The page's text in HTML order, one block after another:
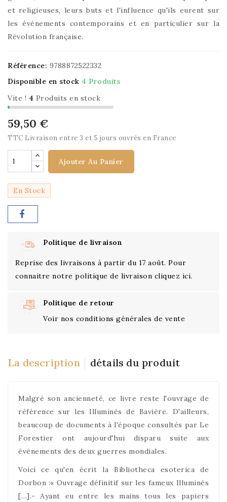
et religieuses, leurs buts et l'influence qu'ils eurent sur
les événements contemporains et en particulier sur la
Révolution française.
Référence: 9788872522332
Disponible en stock 4 Produits
Vite ! 4 Produits en stock
59,50 €
TTC Livraison entre 3 et 5 jours ouvrés en France
Ajouter Au Panier
En Stock
Politique de livraison
Reprise des livraisons à partir du 17 août. Pour
connaitre notre politique de livraison cliquez ici.
Politique de retour
Voir nos conditions générales de vente
La description détails du produit
Malgré son ancienneté, ce livre reste l'ouvrage de
référence sur les Illuminés de Bavière. D'ailleurs,
beaucoup de documents à l'époque consultés par Le
Forestier ont aujourd'hui disparu suite aux
événements des deux guerres mondiales.
Voici ce qu'en écrit la Bibliotheca esoterica de
Dorbon :« Ouvrage définitif sur les fameux Illuminés
[…].- Ayant eu entre les mains tous les papiers